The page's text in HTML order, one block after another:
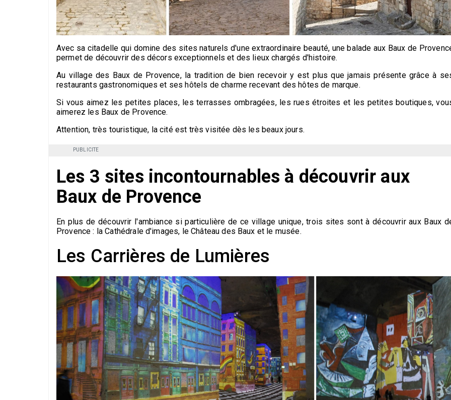
Avec sa citadelle qui domine des sites naturels d'une extraordinaire beauté, une balade aux Baux de
permet de découvrir des décors exceptionnels et des lieux chargés d'histoire.
Au village des Baux de Provence, la tradition de bien recevoir y est plus que jamais présente grâce à
restaurants gastronomiques et ses hôtels de charme recevant des hôtes de marque.
Si vous aimez les petites places, les terrasses ombragées, les rues étroites et les petites boutiques,
aimerez les Baux de Provence.
Attention, très touristique, la cité est très visitée dès les beaux jours.
PUBLICITE
Les 3 sites incontournables à découvrir aux
Baux de Provence
En plus de découvrir l'ambiance si particulière de ce village unique, trois sites sont à découvrir aux Baux
Provence : la Cathédrale d'images, le Château des Baux et le musée.
Les Carrières de Lumières